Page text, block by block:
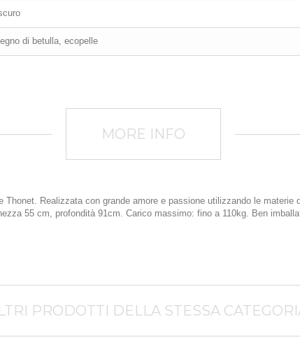
di betulla, ecopelle
MORE INFO
Realizzata con grande amore e passione utilizzando le
55 cm, profondità 91cm. Carico massimo: fino a 110kg. Ben
PRODOTTI DELLA STESSA